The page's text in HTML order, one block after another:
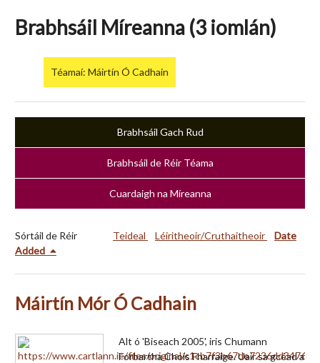
Brabhsáil Míreanna (3 iomlán)
Téamaí: Máirtín Ó Cadhain
Brabhsáil Gach Rud
Brabhsáil de Réir Téama
Cuardaigh na Míreanna
Sórtáil de Réir Teideal Léiritheoir/Cruthaitheoir
Date
Added
Máirtín Mór Ó Cadhain
Alt ó 'Biseach 2005', iris Chumann
Forbartha Chois Fharraige. Uair sa gcéad a